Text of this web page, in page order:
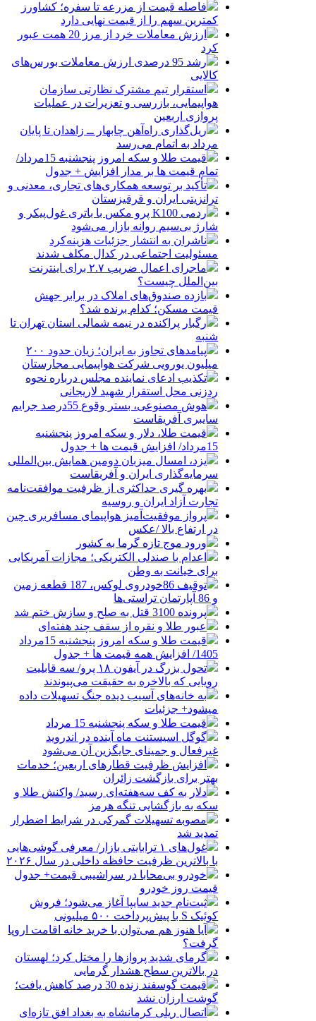
فاصله قیمت از مزرعه تا سفره؛ کشاورز
کمترین سهم را از قیمت نهایی دارد
ارزش معاملات خرد از مرز 20 همت عبور
کرد
رشد 95 درصدی ارزش معاملات بورس‌های
کالایی
استقرار تیم مشترک نظارتی سازمان
هواپیمایی، بازرسی و تعزیرات در عملیات
پروازی اربعین
ریل‌گذاری راه‌آهن چابهار ــ زاهدان تا پایان
مرداد به اتمام می‌رسد
قیمت طلا و سکه امروز پنجشنبه 15مرداد/
تمام قیمت ها بر مدار افزایش + جدول
تأکید بر توسعه همکاری‌های تجاری، معدنی و
ترانزیتی ایران و قرقیزستان
ردمی K100 پرو مکس با باتری غول‌پیکر و
شارژ بی‌سیم روانه بازار می‌شود
ناشران به انتشار جزئیات هزینه‌کرد
مسئولیت اجتماعی در کدال مکلف شدند
ماجرای اعمال ضریب ۲.۷ برای اینترنت
بین‌الملل چیست؟
بازده صندوق‌های املاک در برابر جهش
قیمت مسکن؛ کدام برنده شد؟
رگبار پراکنده در نیمه شمالی استان تهران تا
شنبه
پیامدهای تجاوز به ایران؛ زیان حدود ۲۰۰
میلیون یورویی شرکت هواپیمایی مجارستان
تکذیب ادعای نماینده مجلس درباره نحوه
ردزنی محل استقرار شهید لاریجانی
هوش مصنوعی، بستر وقوع 55درصد جرایم
سایبری آفریقاست
قیمت طلا، دلار و سکه امروز پنجشنبه
15مرداد/ افزایش قیمت ها + جدول
یزد، امسال میزبان دومین همایش بین‌المللی
سرمایه‌گذاری ایران و آفریقاست
بهره گیری حداکثری از ظرفیت موافقت‌نامه
تجارت آزاد ایران و روسیه
پرواز موفقیت‌آمیز هواپیمای مسافربری چین
در ارتفاع بالا /عکس
ورود موج تازه گرما به کشور
اعدام با صندلی الکتریکی؛ مجازات آمریکایی
برای خیانت به وطن
توقیف 86خودروی لوکس، 187 قطعه زمین
و 86 آپارتمان تراستی‌ها
پرونده 3100 قتل به صلح و سازش ختم شد
عبور طلا و نقره از سقف چند هفته‌ای
قیمت طلا و سکه امروز پنجشنبه 15مرداد
1405/ افزایش همه قیمت ها + جدول
تحول بزرگ در آیفون ۱۸ پرو/ سه قابلیت
رویایی که بالاخره به حقیقت می‌پیوندند
به خانه‌های آسیب دیده جنگ تسهیلات داده
میشود+ جزئیات
قیمت طلا و سکه پنجشنبه 15 مرداد
گوگل اسیستنت ماه آینده در اندروید
غیرفعال و جمینای جایگزین آن می‌شود
افزایش ظرفیت قطارهای اربعین؛ خدمات
بهتر برای بازگشت زائران
دلار به کف سه‌هفته‌ای رسید/ واکنش طلا و
سکه به بازگشایی تنگه هرمز
مصوبه تسهیلات گمرکی در شرایط اضطرار
تمدید شد
غول‌های ۱ ترابایتی بازار/ معرفی گوشی‌هایی
با بالاترین ظرفیت حافظه داخلی در سال ۲۰۲۶
خودرو بی‌محابا در سراشیبی قیمت+ جدول
قیمت روز خودرو
ثبت‌نام جدید سایپا آغاز می‌شود؛ فروش
کوئیک S با پیش‌پرداخت ۵۰۰ میلیونی
آیا هنوز هم می‌توان با خرید خانه اقامت اروپا
گرفت؟
گرمای شدید پروازها را مختل کرد؛ لهستان
در بالاترین سطح هشدار گرمایی
قیمت گوسفند زنده 30 درصد کاهش یافت؛
گوشت ارزان نشد
اتصال ریلی کرمانشاه به بغداد افق تازه‌ای